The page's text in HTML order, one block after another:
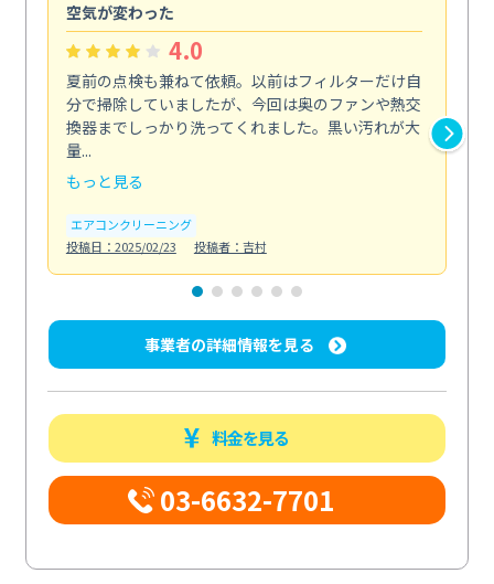
空気が変わった
4.0
夏前の点検も兼ねて依頼。以前はフィルターだけ自
分で掃除していましたが、今回は奥のファンや熱交
換器までしっかり洗ってくれました。黒い汚れが大
量...
もっと見る
エアコンクリーニング
投稿日：2025/02/23
投稿者：吉村
事業者の詳細情報を見る
料金を見る
03-6632-7701